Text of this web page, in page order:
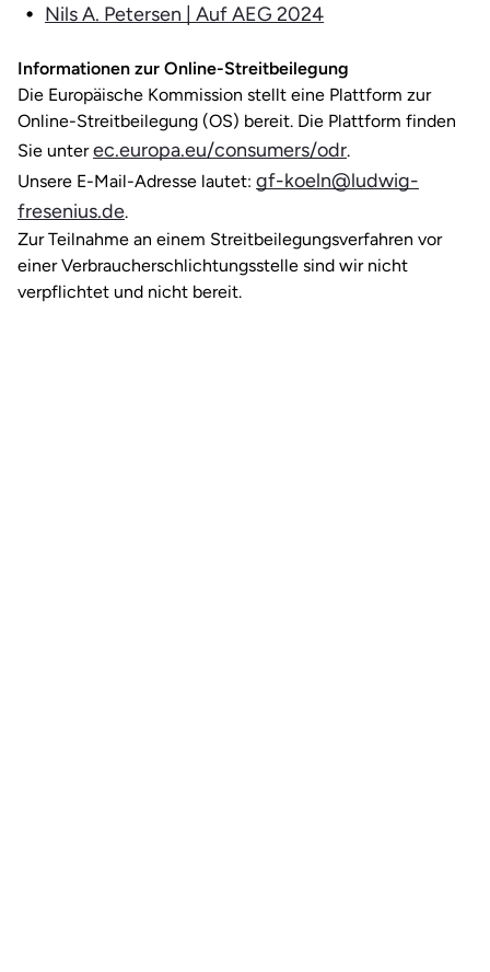
Nils A. Petersen | Auf AEG 2024
Informationen zur Online-Streitbeilegung
Die Europäische Kommission stellt eine Plattform zur
Online-Streitbeilegung (OS) bereit. Die Plattform finden
Sie unterec.europa.eu/consumers/odr.
Unsere E-Mail-Adresse lautet: gf-koeln@ludwig-
fresenius.de.
Zur Teilnahme an einem Streitbeilegungsverfahren vor
einer Verbraucherschlichtungsstelle sind wir nicht
verpflichtet und nicht bereit.